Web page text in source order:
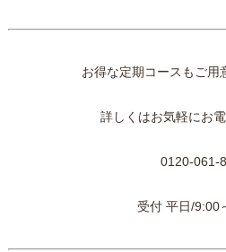
お得な定期コースもご用
詳しくはお気軽にお電
0120-061-
受付 平日/9:00